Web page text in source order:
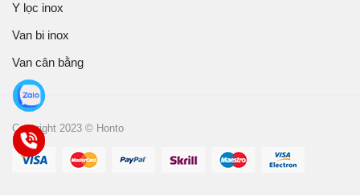
Y lọc inox
Van bi inox
Van cân bằng
Copyright 2023 © Honto